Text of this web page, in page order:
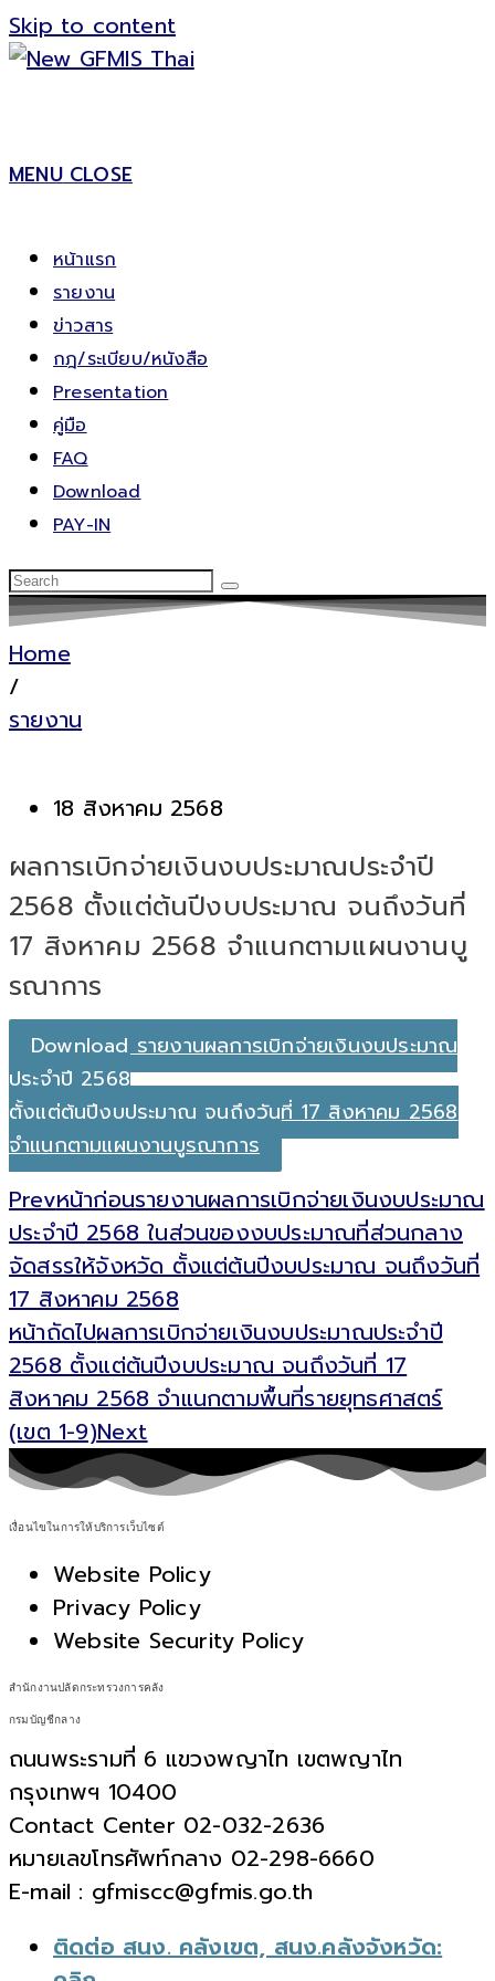
Skip to content
MENU CLOSE
หน้าแรก
รายงาน
ข่าวสาร
กฎ/ระเบียบ/หนังสือ
Presentation
คู่มือ
FAQ
Download
PAY-IN
Home
/
รายงาน
18 สิงหาคม 2568
ผลการเบิกจ่ายเงินงบประมาณประจำปี
2568 ตั้งแต่ต้นปีงบประมาณ จนถึงวันที่
17 สิงหาคม 2568 จำแนกตามแผนงานบู
รณาการ
Download รายงานผลการเบิกจ่ายเงินงบประมาณ
ประจำปี 2568
ตั้งแต่ต้นปีงบประมาณ จนถึงวันที่ 17 สิงหาคม 2568
จำแนกตามแผนงานบูรณาการ
Prevหน้าก่อนรายงานผลการเบิกจ่ายเงินงบประมาณ
ประจำปี 2568 ในส่วนของงบประมาณที่ส่วนกลาง
จัดสรรให้จังหวัด ตั้งแต่ต้นปีงบประมาณ จนถึงวันที่
17 สิงหาคม 2568
หน้าถัดไปผลการเบิกจ่ายเงินงบประมาณประจำปี
2568 ตั้งแต่ต้นปีงบประมาณ จนถึงวันที่ 17
สิงหาคม 2568 จำแนกตามพื้นที่รายยุทธศาสตร์
(เขต 1-9)Next
เงื่อนไขในการให้บริการเว็บไซต์
Website Policy
Privacy Policy
Website Security Policy
สำนักงานปลัดกระทรวงการคลัง
กรมบัญชีกลาง
ถนนพระรามที่ 6 แขวงพญาไท เขตพญาไท
กรุงเทพฯ 10400
Contact Center 02-032-2636
หมายเลขโทรศัพท์กลาง 02-298-6660
E-mail : gfmiscc@gfmis.go.th
ติดต่อ สนง. คลังเขต, สนง.คลังจังหวัด: